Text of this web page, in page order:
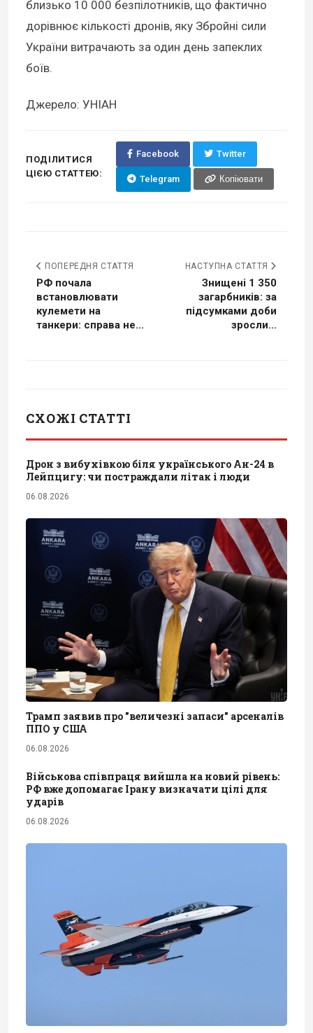
близько 10 000 безпілотників, що фактично
дорівнює кількості дронів, яку Збройні сили
України витрачають за один день запеклих
боїв.
Джерело: УНІАН
ПОДІЛИТИСЯ
ЦІЄЮ СТАТТЕЮ:
Facebook Twitter
Telegram Копіювати
ПОПЕРЕДНЯ СТАТТЯ
РФ почала
встановлювати
кулемети на
танкери: справа не...
НАСТУПНА СТАТТЯ
Знищені 1 350
загарбників: за
підсумками доби
зросли...
СХОЖІ СТАТТІ
Дрон з вибухівкою біля українського Ан-24 в
Лейпцигу: чи постраждали літак і люди
06.08.2026
Трамп заявив про "величезні запаси" арсеналів
ППО у США
06.08.2026
Військова співпраця вийшла на новий рівень:
РФ вже допомагає Ірану визначати цілі для
ударів
06.08.2026